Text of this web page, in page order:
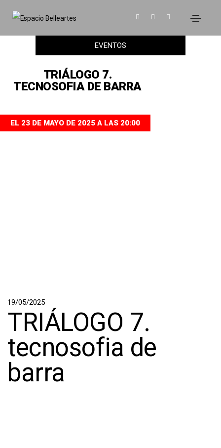
EVENTOS
TRIÁLOGO 7.
TECNOSOFIA DE BARRA
EL 23 DE MAYO DE 2025 A LAS 20:00
19/05/2025
TRIÁLOGO 7.
tecnosofia de
barra